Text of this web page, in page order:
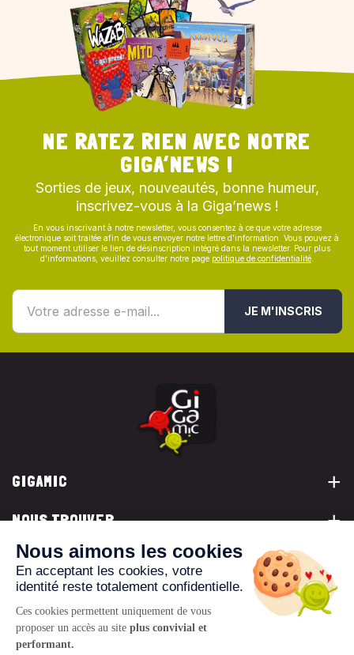
NE RATEZ RIEN AVEC NOTRE
GIGA’NEWS !
Sorties de jeux, nouveautés, bonne humeur,
inscrivez-vous à la Giga’news !
En vous inscrivant à notre newsletter, vous consentez à ce que votre adresse
électronique soit traitée afin de vous envoyer notre lettre d’information. Vous pouvez à
tout moment utiliser le lien de désinscription intégré dans la newsletter. Pour plus
d’informations, veuillez consulter notre page politique de confidentialité
JE M'INSCRIS
GIGAMIC
NOUS TROUVER
VOUS ÊTES...
NOUS CONTACTER